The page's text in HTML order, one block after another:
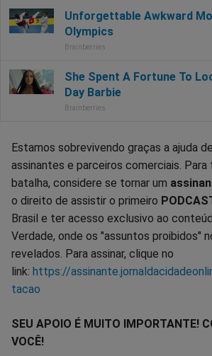
Estamos sobrevivendo graças a ajuda
assinantes e parceiros comerciais.
batalha, considere se tornar um
o direito de assistir o primeiro
Brasil e ter acesso exclusivo ao
Verdade, onde os "assuntos proibidos"
revelados. Para assinar, clique no
link: https://
tacao
SEU APOIO É MUITO IMPORTANTE!
VOCÊ!